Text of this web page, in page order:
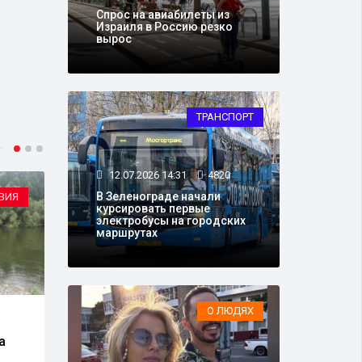
О ЛЮДЯХ
09.07.2026 12:15 25125
Выпускник с результатом
99 баллов на ЕГЭ по
Спрос на авиабилеты из
Израиля в Россию резко
вырос
ТРАНСПОРТ
12.07.2026 14:31 4820
В Зеленограде начали
курсировать первые
электробусы на городских
маршрутах
О ЛЮДЯХ